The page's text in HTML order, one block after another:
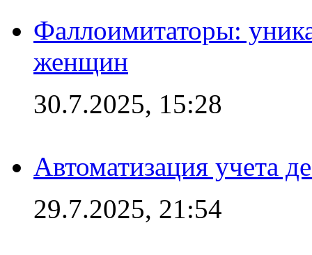
Фаллоимитаторы:
женщин
30.7.2025, 15:28
Автоматизация учета
29.7.2025, 21:54